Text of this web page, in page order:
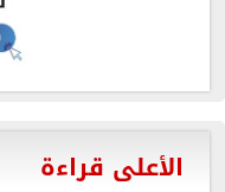
الأعلى قراءة